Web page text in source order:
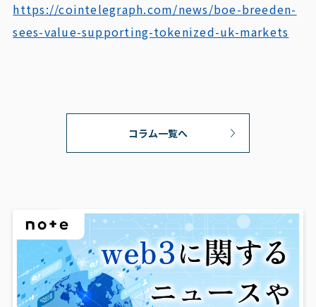
https://cointelegraph.com/news/boe-breeden-
sees-value-supporting-tokenized-uk-markets
コラム一覧へ